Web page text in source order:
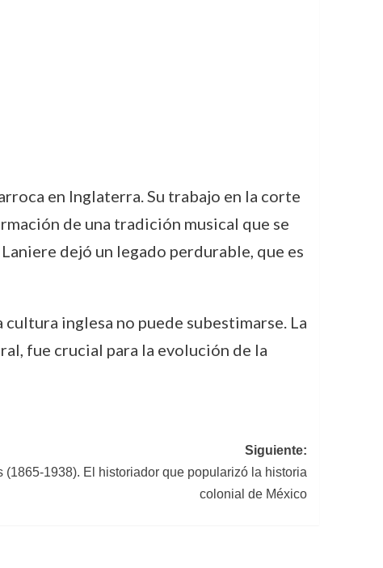
en Inglaterra. Su trabajo en la corte
de una tradición musical que se
dejó un legado perdurable, que es
inglesa no puede subestimarse. La
fue crucial para la evolución de la
Siguiente:
(1865-1938). El historiador que popularizó la historia
colonial de México